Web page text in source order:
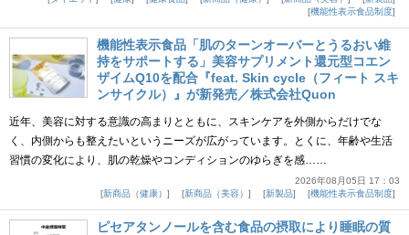
機能性表示食品制度
機能性表示食品「肌のターンオーバーとうるおい維
持をサポートする」美容サプリメント還元型コエン
ザイムQ10を配合『feat. Skin cycle（フィート スキ
ンサイクル）』が新発売／株式会社Quon
近年、美容に対する意識の高まりとともに、スキンケアを外側からだけでな
く、内側からも整えたいというニーズが広がっています。とくに、年齢や生活
習慣の変化により、肌の乾燥やコンディションのゆらぎを感……
2026年08月05日 17：03
新商品（健康）
新商品（美容） 新製品 機能性表示食品制度
ピセアタンノールを含む食品の摂取により睡眠の質